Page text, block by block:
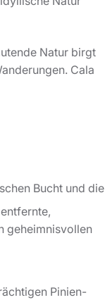
Natur birgt
Cala
Bucht und die
geheimnisvollen
Pinien-